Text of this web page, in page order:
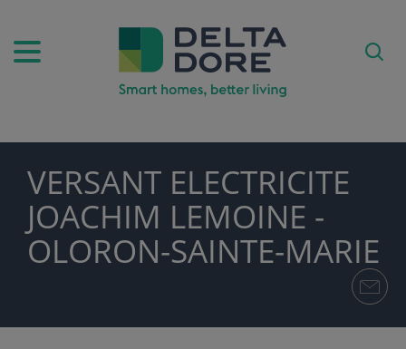
& SERVICES)
VERSANT ELECTRICITE
JOACHIM LEMOINE -
OLORON-SAINTE-MARIE